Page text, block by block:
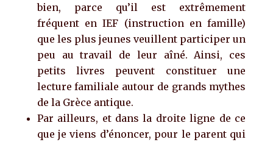
bien, parce qu’il est extrêmement
fréquent en IEF (instruction en famille)
que les plus jeunes veuillent participer un
peu au travail de leur aîné. Ainsi, ces
petits livres peuvent constituer une
lecture familiale autour de grands mythes
de la Grèce antique.
Par ailleurs, et dans la droite ligne de ce
que je viens d’énoncer, pour le parent qui